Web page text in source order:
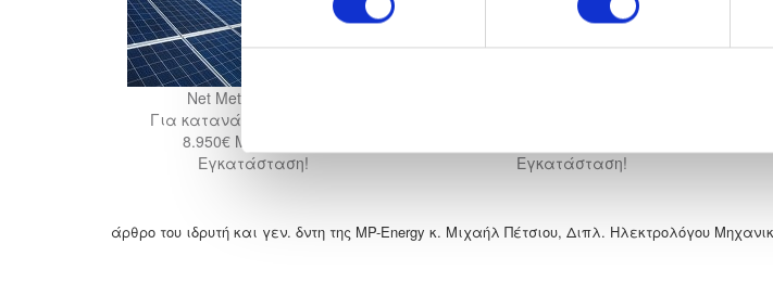
Net Metering 5kWp
Για κατανάλωση 8.000kWh
8.950€ Με ΦΠΑ, ΜΕ
Εγκατάσταση!
Εγκατάσταση!
άρθρο του ιδρυτή και γεν. δντη της MP-Energy κ. Μιχαήλ Πέτσιου, Διπλ. Ηλεκτρολόγου